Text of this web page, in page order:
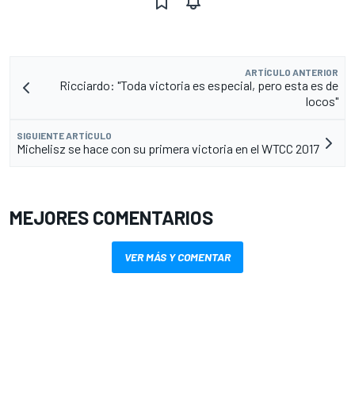
ARTÍCULO ANTERIOR
Ricciardo: "Toda victoria es especial, pero esta es de
locos"
SIGUIENTE ARTÍCULO
Michelisz se hace con su primera victoria en el WTCC 2017
MEJORES COMENTARIOS
VER MÁS Y COMENTAR